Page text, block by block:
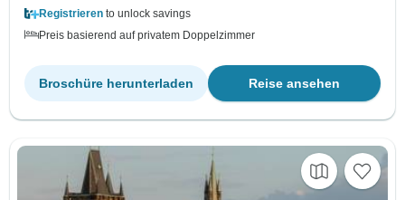
Registrieren to unlock savings
Preis basierend auf privatem Doppelzimmer
Reise ansehen
Broschüre herunterladen